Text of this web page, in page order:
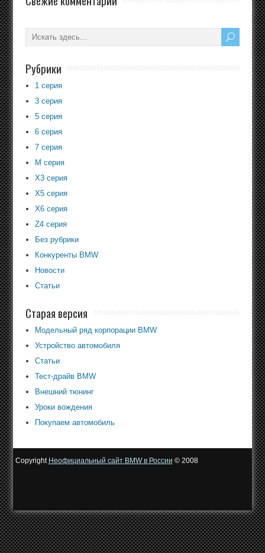
Рубрики
1 серия
3 серия
5 серия
6 серия
7 серия
M серия
X3 серия
X5 серия
X6 серия
Z4 серия
Без рубрики
Конкуренты BMW
Новости
Статьи
Старая версия
Модельный ряд корпорации BMW
Устройство автомобиля
Статьи
Тест-драйв BMW
Внешний тюнинг
Уроки вождения
Покупаем автомобиль
Copyright Неофициальный сайт BMW в России © 2008